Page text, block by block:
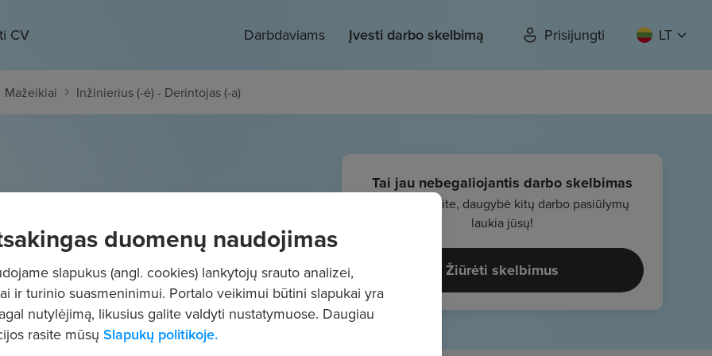
CV Darbdaviams Įvesti darbo skelbimą Prisijungti LT
Mažeikiai Inžinierius (-ė) - Derintojas (-a)
(-a)
2455€/mėn.Prieš mokesčius
Tai jau nebegaliojantis darbo skelbimas
Nenusiminkite, daugybė kitų darbo pasiūlymų
laukia jūsų!
Žiūrėti skelbimus
duomenų naudojimas
slapukus (angl. cookies) lankytojų srauto analizei,
ir turinio suasmeninimui. Portalo veikimui būtini slapukai yra
nutylėjimą, likusius galite valdyti nustatymuose. Daugiau
rasite mūsų Slapukų politikoje.